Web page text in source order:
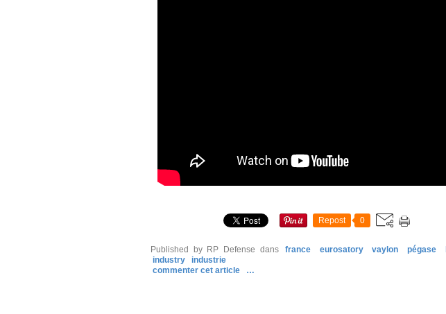
Repost 0
Published by RP Defense dans france eurosatory vaylon pégase
industry
industrie
commenter cet article
…